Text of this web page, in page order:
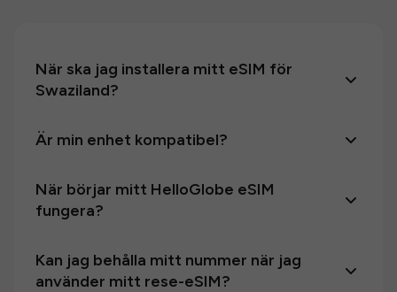
När ska jag installera mitt eSIM för
Swaziland?
Är min enhet kompatibel?
När börjar mitt HelloGlobe eSIM
fungera?
Kan jag behålla mitt nummer när jag
använder mitt rese-eSIM?